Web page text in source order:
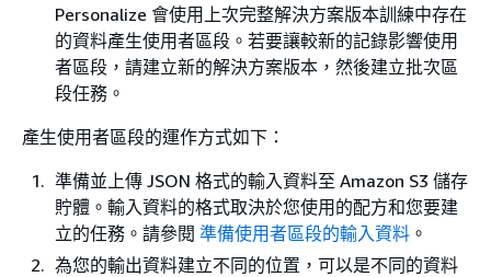
Personalize 會使用上次完整解決方案版本訓練中存在
的資料產生使用者區段。若要讓較新的記錄影響使用
者區段，請建立新的解決方案版本，然後建立批次區
段任務。
產生使用者區段的運作方式如下：
準備並上傳 JSON 格式的輸入資料至 Amazon S3 儲存
貯體。輸入資料的格式取決於您使用的配方和您要建
立的任務。請參閱 準備使用者區段的輸入資料 。
為您的輸出資料建立不同的位置，可以是不同的資料